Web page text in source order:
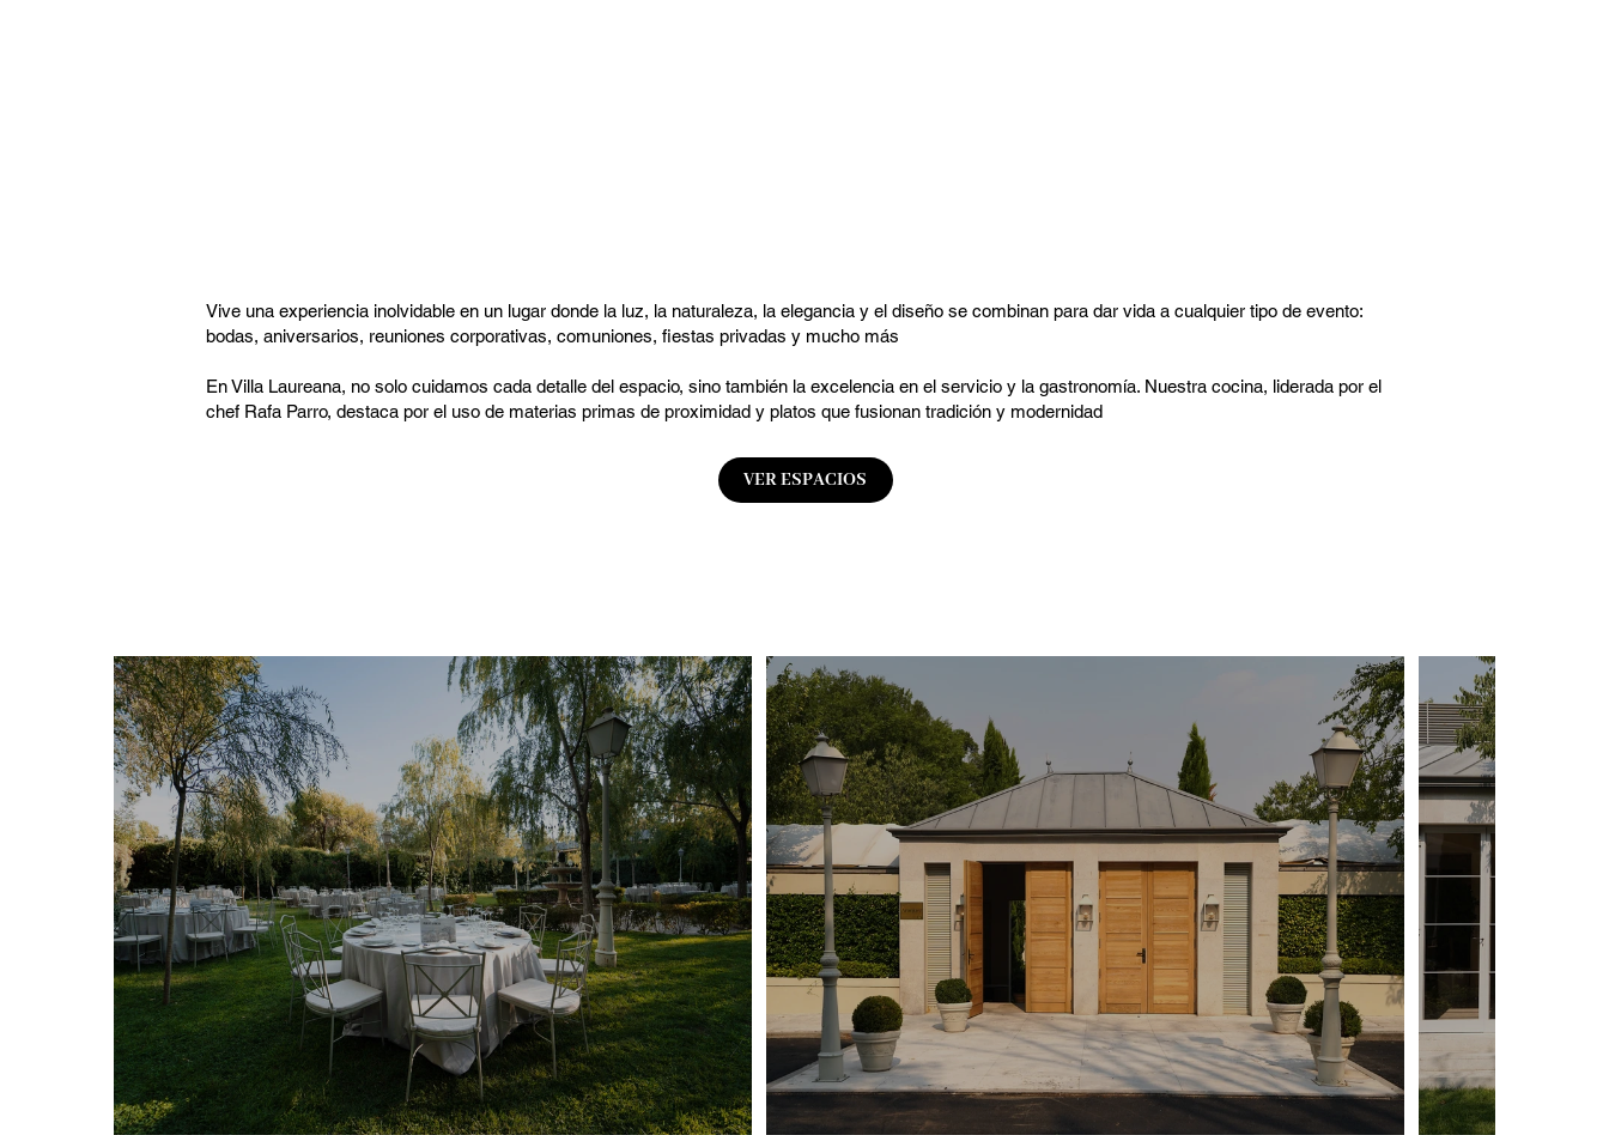
Vive una experiencia inolvidable en un lugar donde la luz, la naturaleza, la elegancia y el diseño se combinan para dar vida a cualquier tipo de evento:
bodas, aniversarios, reuniones corporativas, comuniones, fiestas privadas y mucho más
En Villa Laureana, no solo cuidamos cada detalle del espacio, sino también la excelencia en el servicio y la gastronomía. Nuestra cocina, liderada por el
chef Rafa Parro, destaca por el uso de materias primas de proximidad y platos que fusionan tradición y modernidad
VER ESPACIOS